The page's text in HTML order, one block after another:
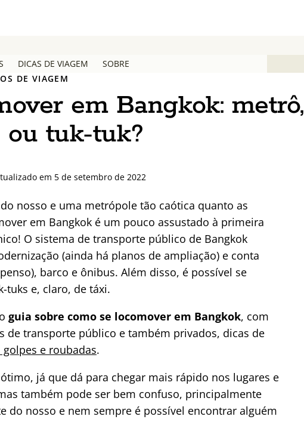
DICAS DE VIAGEM SOBRE
DE VIAGEM
em Bangkok: metrô,
ou tuk-tuk?
em 5 de setembro de 2022
nosso e uma metrópole tão caótica quanto as
em Bangkok é um pouco assustado à primeira
O sistema de transporte público de Bangkok
(ainda há planos de ampliação) e conta
barco e ônibus. Além disso, é possível se
tuks e, claro, de táxi.
guia sobre como se locomover em Bangkok, com
de transporte público e também privados, dicas de
e roubadas.
já que dá para chegar mais rápido nos lugares e
também pode ser bem confuso, principalmente
do nosso e nem sempre é possível encontrar alguém